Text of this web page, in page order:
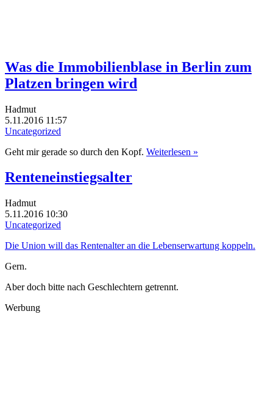
Was die Immobilienblase in Berlin zum
Platzen bringen wird
Hadmut
5.11.2016 11:57
Uncategorized
Geht mir gerade so durch den Kopf. Weiterlesen »
Renteneinstiegsalter
Hadmut
5.11.2016 10:30
Uncategorized
Die Union will das Rentenalter an die Lebenserwartung koppeln.
Gern.
Aber doch bitte nach Geschlechtern getrennt.
Werbung